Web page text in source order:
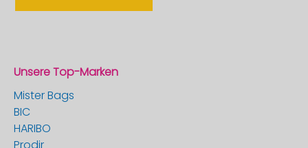
Unsere Top-Marken
Mister Bags
BIC
HARIBO